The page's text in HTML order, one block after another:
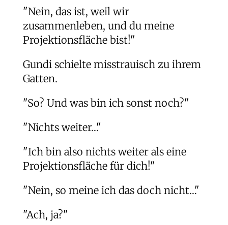
"Nein, das ist, weil wir
zusammenleben, und du meine
Projektionsfläche bist!"
Gundi schielte misstrauisch zu ihrem
Gatten.
"So? Und was bin ich sonst noch?"
"Nichts weiter…"
"Ich bin also nichts weiter als eine
Projektionsfläche für dich!"
"Nein, so meine ich das doch nicht…"
"Ach, ja?"